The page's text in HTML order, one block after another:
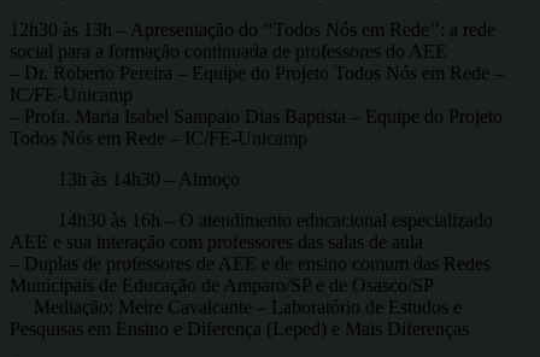
12h30 às 13h – Apresentação do ‘‘Todos Nós em Rede’’: a rede
social para a formação continuada de professores do AEE
– Dr. Roberto Pereira – Equipe do Projeto Todos Nós em Rede –
IC/FE-Unicamp
– Profa. Maria Isabel Sampaio Dias Baptista – Equipe do Projeto
Todos Nós em Rede – IC/FE-Unicamp
13h às 14h30 – Almoço
14h30 às 16h – O atendimento educacional especializado
AEE e sua interação com professores das salas de aula
– Duplas de professores de AEE e de ensino comum das Redes
Municipais de Educação de Amparo/SP e de Osasco/SP
Mediação: Meire Cavalcante – Laboratório de Estudos e
Pesquisas em Ensino e Diferença (Leped) e Mais Diferenças